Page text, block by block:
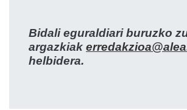
Bidali eguraldiari buruzko
argazkiak
helbidera.